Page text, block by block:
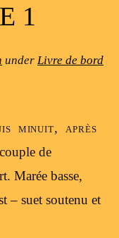
1
under Livre de bord
minuit, après
de
Marée basse,
– suet soutenu et